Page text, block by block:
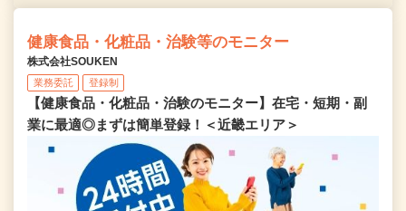
健康食品・化粧品・治験等のモニター
株式会社SOUKEN
業務委託 登録制
【健康食品・化粧品・治験のモニター】在宅・短期・副
業に最適◎まずは簡単登録！＜近畿エリア＞